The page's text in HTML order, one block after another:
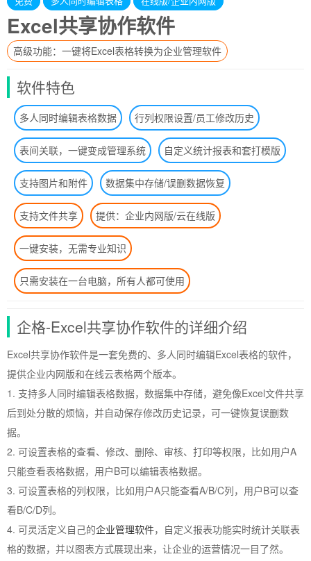
Excel共享协作软件
高级功能：一键将Excel表格转换为企业管理软件
软件特色
多人同时编辑表格数据 行列权限设置/员工修改历史
表间关联，一键变成管理系统 自定义统计报表和套打模版
支持图片和附件 数据集中存储/误删数据恢复
支持文件共享 提供：企业内网版/云在线版
一键安装，无需专业知识
只需安装在一台电脑，所有人都可使用
企格-Excel共享协作软件的详细介绍
Excel共享协作软件是一套免费的、多人同时编辑Excel表格的软件，
提供企业内网版和在线云表格两个版本。
1. 支持多人同时编辑表格数据，数据集中存储，避免像Excel文件共享
后到处分散的烦恼，并自动保存修改历史记录，可一键恢复误删数
据。
2. 可设置表格的查看、修改、删除、审核、打印等权限，比如用户A
只能查看表格数据，用户B可以编辑表格数据。
3. 可设置表格的列权限，比如用户A只能查看A/B/C列，用户B可以查
看B/C/D列。
4. 可灵活定义自己的企业管理软件，自定义报表功能实时统计关联表
格的数据，并以图表方式展现出来，让企业的运营情况一目了然。